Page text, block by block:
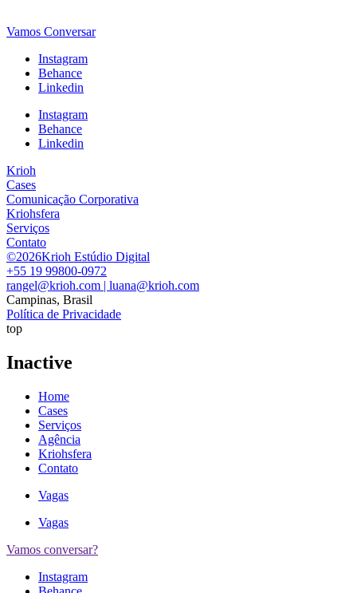
Vamos Conversar
Instagram
Behance
Linkedin
Instagram
Behance
Linkedin
Krioh
Cases
Comunicação Corporativa
Kriohsfera
Serviços
Contato
©2026Krioh Estúdio Digital
+55 19 99800-0972
rangel@krioh.com | luana@krioh.com
Campinas, Brasil
Política de Privacidade
top
Inactive
Home
Cases
Serviços
Agência
Kriohsfera
Contato
Vagas
Vagas
Vamos conversar?
Instagram